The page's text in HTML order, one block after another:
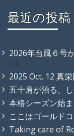
最近の投稿
2026年台風６号
14
2025 Oct. 12 真
五十肩が治る、
本格シーズン始
ここはゴールド
Taking care of